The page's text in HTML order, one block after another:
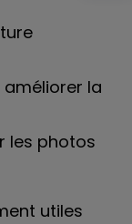
la
les photos
utiles